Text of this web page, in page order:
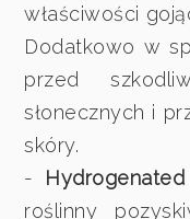
właściwości
Dodatkowo w
przed
słonecznych i
skóry.
-
roślinny